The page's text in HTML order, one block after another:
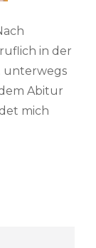
in der
unterwegs
Abitur
mich